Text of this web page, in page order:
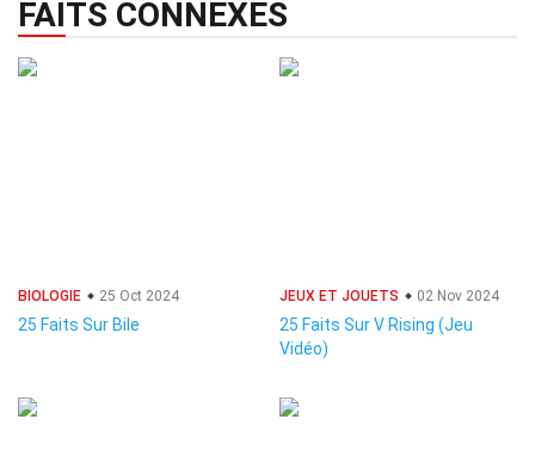
FAITS CONNEXES
BIOLOGIE 25 Oct 2024
25 Faits Sur Bile
JEUX ET JOUETS 02 Nov 2024
25 Faits Sur V Rising (Jeu
Vidéo)